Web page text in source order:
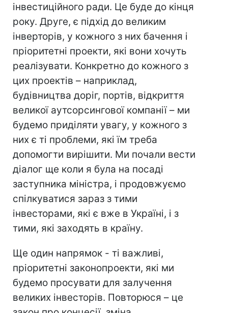
інвестиційного ради. Це буде до кінця
року. Друге, є підхід до великим
інверторів, у кожного з них бачення і
пріоритетні проекти, які вони хочуть
реалізувати. Конкретно до кожного з
цих проектів – наприклад,
будівництва доріг, портів, відкриття
великої аутсорсингової компанії – ми
будемо приділяти увагу, у кожного з
них є ті проблеми, які їм треба
допомогти вирішити. Ми почали вести
діалог ще коли я була на посаді
заступника міністра, і продовжуємо
спілкуватися зараз з тими
інвесторами, які є вже в Україні, і з
тими, які заходять в країну.
Ще один напрямок - ті важливі,
пріоритетні законопроекти, які ми
будемо просувати для залучення
великих інвесторів. Повторюся – це